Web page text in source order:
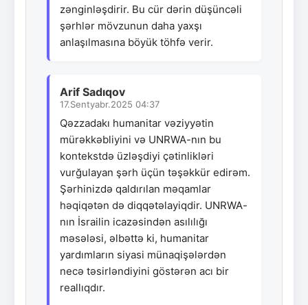
zənginləşdirir. Bu cür dərin düşüncəli
şərhlər mövzunun daha yaxşı
anlaşılmasına böyük töhfə verir.
Arif Sadıqov
17.Sentyabr.2025 04:37
Qəzzadakı humanitar vəziyyətin
mürəkkəbliyini və UNRWA-nın bu
kontekstdə üzləşdiyi çətinlikləri
vurğulayan şərh üçün təşəkkür edirəm.
Şərhinizdə qaldırılan məqamlar
həqiqətən də diqqətəlayiqdir. UNRWA-
nın İsrailin icazəsindən asılılığı
məsələsi, əlbəttə ki, humanitar
yardımların siyasi münaqişələrdən
necə təsirləndiyini göstərən acı bir
reallıqdır.